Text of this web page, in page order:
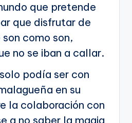
que pretende
que disfrutar de
como son,
no se iban a callar.
podía ser con
en su
la colaboración con
a no saber la magia